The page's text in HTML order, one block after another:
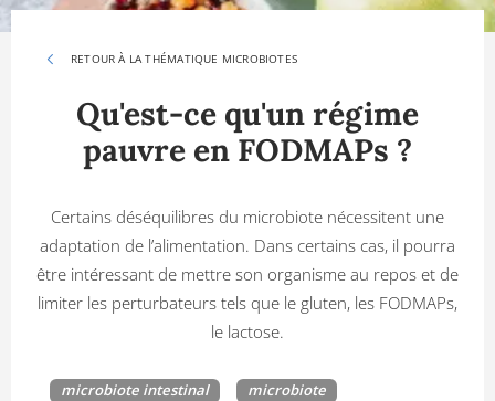
RETOUR À LA THÉMATIQUE MICROBIOTES
Qu'est-ce qu'un régime
pauvre en FODMAPs ?
Certains déséquilibres du microbiote nécessitent une
adaptation de l’alimentation. Dans certains cas, il pourra
être intéressant de mettre son organisme au repos et de
limiter les perturbateurs tels que le gluten, les FODMAPs,
le lactose.
microbiote intestinal microbiote